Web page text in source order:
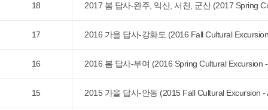
18 2017 봄 답사-완주, 익산, 서천, 군산 (2017 Spring
17 2016 가을 답사-강화도 (2016 Fall Cultural
16 2016 봄 답사-부여 (2016 Spring Cultural Excursion
15 2015 가을 답사-안동 (2015 Fall Cultural Excursion -